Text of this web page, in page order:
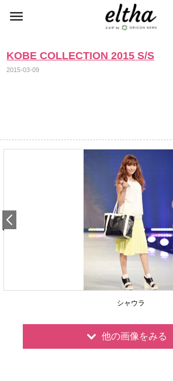
KOBE COLLECTION 2015 S/S
2015-03-09
シャウラ
他の画像をみる